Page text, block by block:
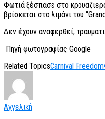
Φωτιά ξέσπασε στο
βρίσκεται στο λιμάνι του
Δεν έχουν αναφερθεί,
Πηγή φωτογραφίας Google
Related TopicsCarnival Freedom
Αγγελική